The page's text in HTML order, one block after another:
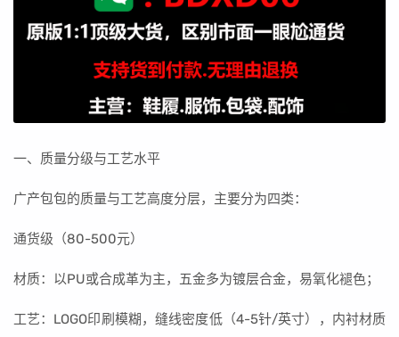
一、质量分级与工艺水平
广产包包的质量与工艺高度分层，主要分为四类：
通货级（80-500元）
材质：以PU或合成革为主，五金多为镀层合金，易氧化褪色；
工艺：LOGO印刷模糊，缝线密度低（4-5针/英寸），内衬材质